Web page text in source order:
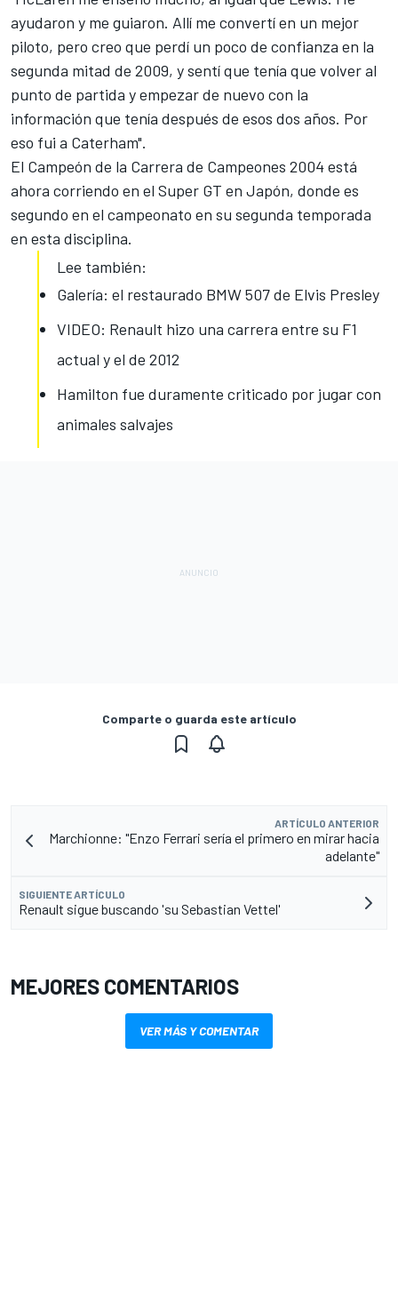
ayudaron y me guiaron. Allí me convertí en un mejor
piloto, pero creo que perdí un poco de confianza en la
segunda mitad de 2009, y sentí que tenía que volver al
punto de partida y empezar de nuevo con la
información que tenía después de esos dos años. Por
eso fui a Caterham".
El Campeón de la Carrera de Campeones 2004 está
ahora corriendo en el Super GT en Japón, donde es
segundo en el campeonato en su segunda temporada
en esta disciplina.
Lee también:
Galería: el restaurado BMW 507 de Elvis Presley
VIDEO: Renault hizo una carrera entre su F1
actual y el de 2012
Hamilton fue duramente criticado por jugar con
animales salvajes
Comparte o guarda este artículo
ARTÍCULO ANTERIOR
Marchionne: "Enzo Ferrari sería el primero en mirar hacia
adelante"
SIGUIENTE ARTÍCULO
Renault sigue buscando 'su Sebastian Vettel'
MEJORES COMENTARIOS
VER MÁS Y COMENTAR